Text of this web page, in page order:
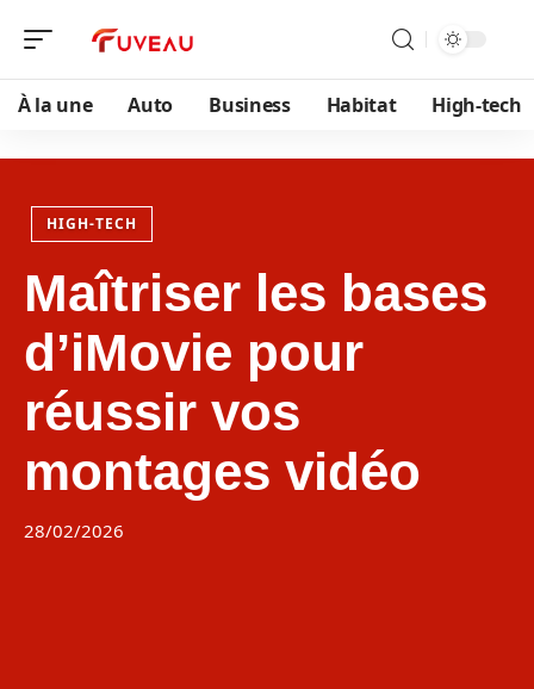
À la une Auto Business Habitat High-tech
HIGH-TECH
Maîtriser les bases
d’iMovie pour
réussir vos
montages vidéo
28/02/2026